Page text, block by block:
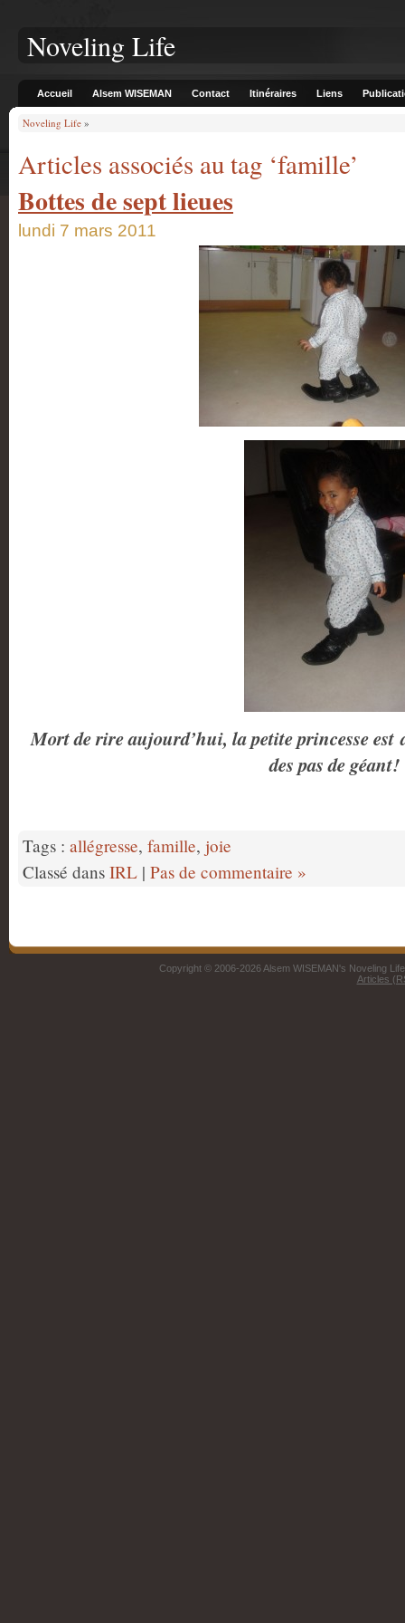
Noveling Life
Accueil Alsem WISEMAN Contact Itinéraires Liens
Noveling Life »
Articles associés au tag ‘famille’
Bottes de sept lieues
lundi 7 mars 2011
Mort de rire aujourd’hui, la petite princesse est
des pas de géant!
Tags : allégresse, famille, joie
Classé dans IRL | Pas de commentaire »
Copyright © 2006-2026 Alsem WISEMAN's Noveling
Articles